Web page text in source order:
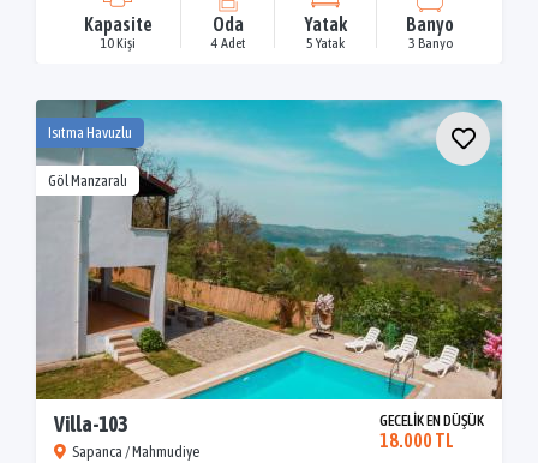
Kapasite
10 Kişi
Oda
4 Adet
Yatak
5 Yatak
Banyo
3 Banyo
Isıtma Havuzlu
Göl Manzaralı
Villa-103
Sapanca / Mahmudiye
GECELİK EN DÜŞÜK
18.000 TL